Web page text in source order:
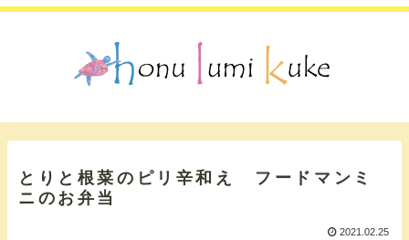
とりと根菜のピリ辛和え フードマンミ
ニのお弁当
2021.02.25